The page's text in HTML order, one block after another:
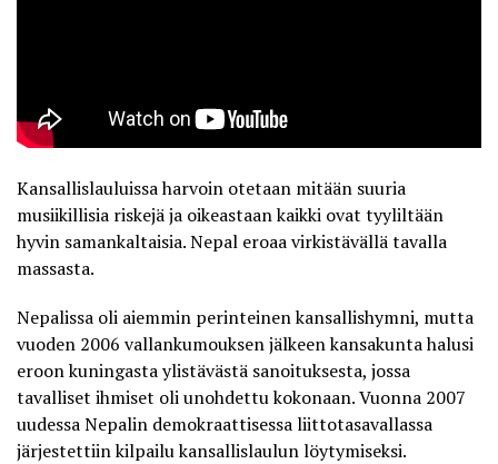
Kansallislauluissa harvoin otetaan mitään suuria
musiikillisia riskejä ja oikeastaan kaikki ovat tyyliltään
hyvin samankaltaisia. Nepal eroaa virkistävällä tavalla
massasta.
Nepalissa oli aiemmin perinteinen kansallishymni, mutta
vuoden 2006 vallankumouksen jälkeen kansakunta halusi
eroon kuningasta ylistävästä sanoituksesta, jossa
tavalliset ihmiset oli unohdettu kokonaan. Vuonna 2007
uudessa Nepalin demokraattisessa liittotasavallassa
järjestettiin kilpailu kansallislaulun löytymiseksi.